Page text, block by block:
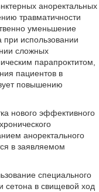
аноректальных
травматичности
уменьшение
при использовании
сложных
парапроктитом,
пациентов в
повышению
нового эффективного
аноректального
в заявляемом
специального
сетона в свищевой ход